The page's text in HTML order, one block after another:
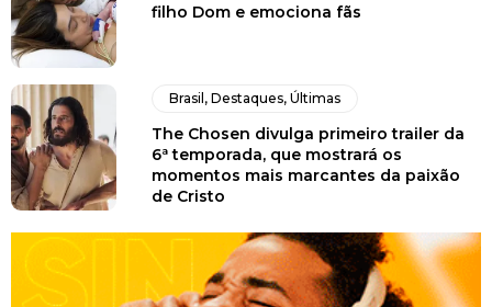
filho Dom e emociona fãs
Brasil ,Destaques,Últimas
The Chosen divulga primeiro trailer da
6ª temporada, que mostrará os
momentos mais marcantes da paixão
de Cristo